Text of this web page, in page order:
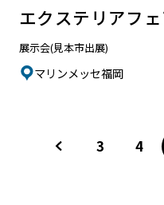
エクステリアフ
展示会(見本市出展)
マリンメッセ福岡
3 4